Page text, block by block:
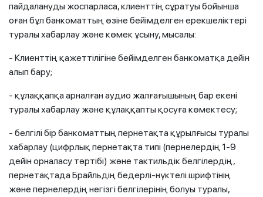
пайдалануды жоспарласа, клиенттің сұратуы бойынша
оған бұл банкоматтың өзіне бейімделген ерекшеліктері
туралы хабарлау және көмек ұсыну, мысалы:
- Клиенттің қажеттілігіне бейімделген банкоматқа дейін
алып бару;
- құлаққапқа арналған аудио жалғағышының бар екені
туралы хабарлау және құлаққапты қосуға көмектесу;
- белгілі бір банкоматтың пернетақта құрылғысы туралы
хабарлау (цифрлық пернетақта типі (пернелердің 1-9
дейін орналасу тәртібі) және тактильдік белгілердің,
пернетақтада Брайльдің бедерлі-нүктелі шрифтінің
және пернелердің негізгі белгілерінің болуы туралы,